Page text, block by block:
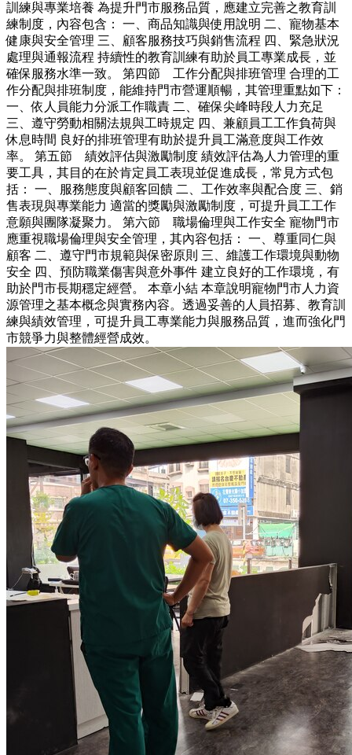
訓練與專業培養 為提升門市服務品質，應建立完善之教育訓
練制度，內容包含： 一、商品知識與使用說明 二、寵物基本
健康與安全管理 三、顧客服務技巧與銷售流程 四、緊急狀況
處理與通報流程 持續性的教育訓練有助於員工專業成長，並
確保服務水準一致。 第四節 工作分配與排班管理 合理的工
作分配與排班制度，能維持門市營運順暢，其管理重點如下：
一、依人員能力分派工作職責 二、確保尖峰時段人力充足
三、遵守勞動相關法規與工時規定 四、兼顧員工工作負荷與
休息時間 良好的排班管理有助於提升員工滿意度與工作效
率。 第五節 績效評估與激勵制度 績效評估為人力管理的重
要工具，其目的在於肯定員工表現並促進成長，常見方式包
括： 一、服務態度與顧客回饋 二、工作效率與配合度 三、銷
售表現與專業能力 適當的獎勵與激勵制度，可提升員工工作
意願與團隊凝聚力。 第六節 職場倫理與工作安全 寵物門市
應重視職場倫理與安全管理，其內容包括： 一、尊重同仁與
顧客 二、遵守門市規範與保密原則 三、維護工作環境與動物
安全 四、預防職業傷害與意外事件 建立良好的工作環境，有
助於門市長期穩定經營。 本章小結 本章說明寵物門市人力資
源管理之基本概念與實務內容。透過妥善的人員招募、教育訓
練與績效管理，可提升員工專業能力與服務品質，進而強化門
市競爭力與整體經營成效。